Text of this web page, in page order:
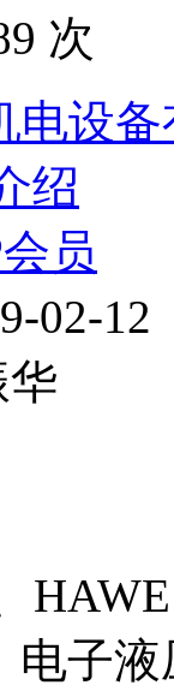
次
电设
绍
员
02-12
电子液